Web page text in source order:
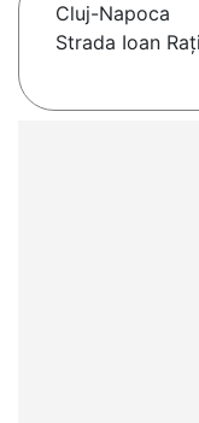
Cluj-Napoca
Strada Ioan